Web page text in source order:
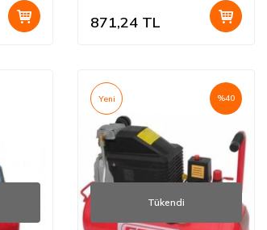
871,24 TL
%40
Yeni
Tükendi